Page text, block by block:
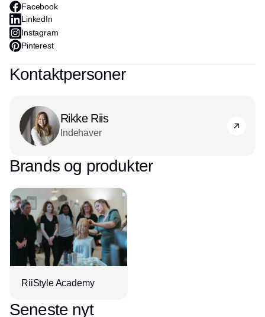
Facebook
LinkedIn
Instagram
Pinterest
Kontaktpersoner
Rikke Riis
Indehaver
Brands og produkter
RiiStyle Academy
Seneste nyt